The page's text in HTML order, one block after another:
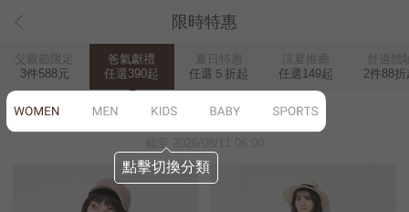
限時特惠
父親節限定
3件588元
爸氣獻禮
任選390起
夏日特惠
任選５折起
涼夏推薦
任選149起
舒適體
2件88折
WOMEN MEN KIDS BABY SPORTS
點擊切換分類